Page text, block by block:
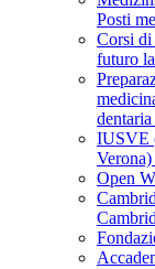
Posti
Corsi di
futuro
IUSVE
Open